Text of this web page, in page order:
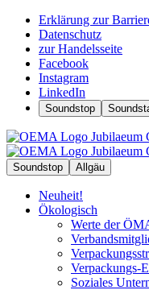
Erklärung zur
Datenschutz
zur Handelsseite
Facebook
Instagram
LinkedIn
Soundstop
Soundstop Allgäu
Neuheit!
Ökologisch
Werte der
Verpackungs-
Soziales